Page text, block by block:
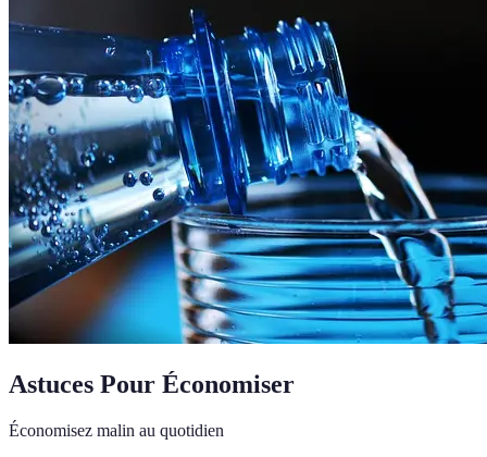
Astuces Pour Économiser
Économisez malin au quotidien